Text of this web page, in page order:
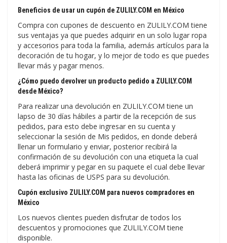
Beneficios de usar un cupón de ZULILY.COM en México
Compra con cupones de descuento en ZULILY.COM tiene
sus ventajas ya que puedes adquirir en un solo lugar ropa
y accesorios para toda la familia, además artículos para la
decoración de tu hogar, y lo mejor de todo es que puedes
llevar más y pagar menos.
¿Cómo puedo devolver un producto pedido a ZULILY.COM
desde México?
Para realizar una devolución en ZULILY.COM tiene un
lapso de 30 días hábiles a partir de la recepción de sus
pedidos, para esto debe ingresar en su cuenta y
seleccionar la sesión de Mis pedidos, en donde deberá
llenar un formulario y enviar, posterior recibirá la
confirmación de su devolución con una etiqueta la cual
deberá imprimir y pegar en su paquete el cual debe llevar
hasta las oficinas de USPS para su devolución.
Cupón exclusivo ZULILY.COM para nuevos compradores en
México
Los nuevos clientes pueden disfrutar de todos los
descuentos y promociones que ZULILY.COM tiene
disponible.